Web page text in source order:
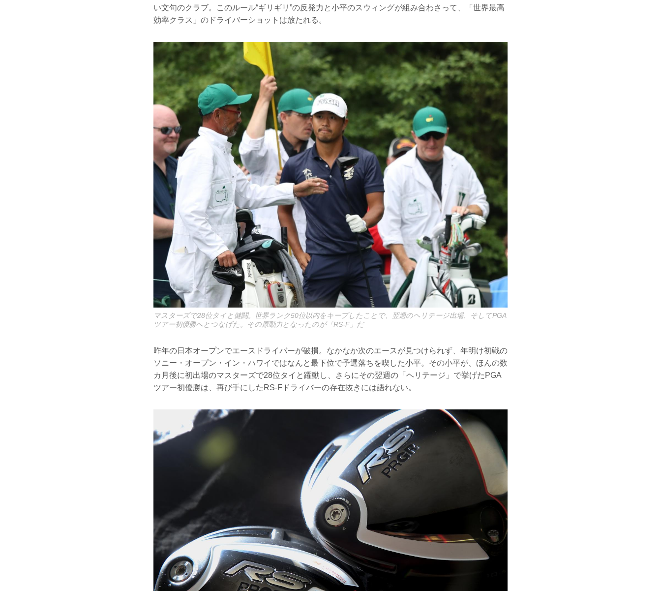
い文句のクラブ。このルール“ギリギリ”の反発力と小平のスウィングが組み合わさって、「世界最高
効率クラス」のドライバーショットは放たれる。
マスターズで28位タイと健闘。世界ランク50位以内をキープしたことで、翌週のヘリテージ出場、そしてPGA
ツアー初優勝へとつなげた。その原動力となったのが「RS-F」だ
昨年の日本オープンでエースドライバーが破損。なかなか次のエースが見つけられず、年明け初戦の
ソニー・オープン・イン・ハワイではなんと最下位で予選落ちを喫した小平。その小平が、ほんの数
カ月後に初出場のマスターズで28位タイと躍動し、さらにその翌週の「ヘリテージ」で挙げたPGA
ツアー初優勝は、再び手にしたRS-Fドライバーの存在抜きには語れない。